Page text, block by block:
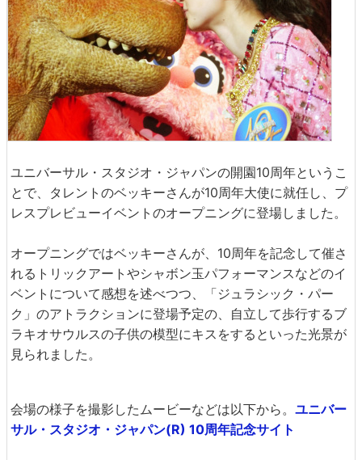
ユニバーサル・スタジオ・ジャパンの開園10周年というこ
とで、タレントのベッキーさんが10周年大使に就任し、プ
レスプレビューイベントのオープニングに登場しました。
オープニングではベッキーさんが、10周年を記念して催さ
れるトリックアートやシャボン玉パフォーマンスなどのイ
ベントについて感想を述べつつ、「ジュラシック・パー
ク」のアトラクションに登場予定の、自立して歩行するブ
ラキオサウルスの子供の模型にキスをするといった光景が
見られました。
会場の様子を撮影したムービーなどは以下から。 ユニバー
サル・スタジオ・ジャパン(R) 10周年記念サイト